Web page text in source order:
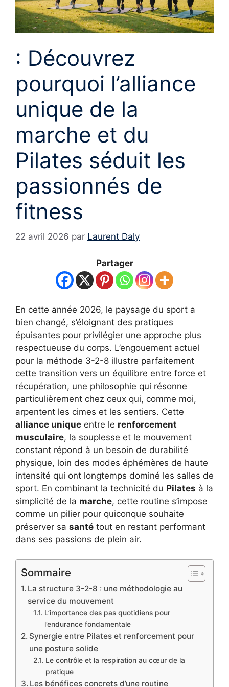
: Découvrez
pourquoi l’alliance
unique de la
marche et du
Pilates séduit les
passionnés de
fitness
22 avril 2026 par Laurent Daly
Partager
En cette année 2026, le paysage du sport a
bien changé, s’éloignant des pratiques
épuisantes pour privilégier une approche plus
respectueuse du corps. L’engouement actuel
pour la méthode 3-2-8 illustre parfaitement
cette transition vers un équilibre entre force et
récupération, une philosophie qui résonne
particulièrement chez ceux qui, comme moi,
arpentent les cimes et les sentiers. Cette
alliance unique entre le renforcement
musculaire, la souplesse et le mouvement
constant répond à un besoin de durabilité
physique, loin des modes éphémères de haute
intensité qui ont longtemps dominé les salles de
sport. En combinant la technicité du Pilates à la
simplicité de la marche, cette routine s’impose
comme un pilier pour quiconque souhaite
préserver sa santé tout en restant performant
dans ses passions de plein air.
Sommaire
La structure 3-2-8 : une méthodologie au
service du mouvement
L’importance des pas quotidiens pour
l’endurance fondamentale
Synergie entre Pilates et renforcement pour
une posture solide
Le contrôle et la respiration au cœur de la
pratique
Les bénéfices concrets d’une routine